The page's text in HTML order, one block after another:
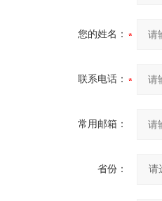
您的姓名：
联系电话：
常用邮箱：
省份：